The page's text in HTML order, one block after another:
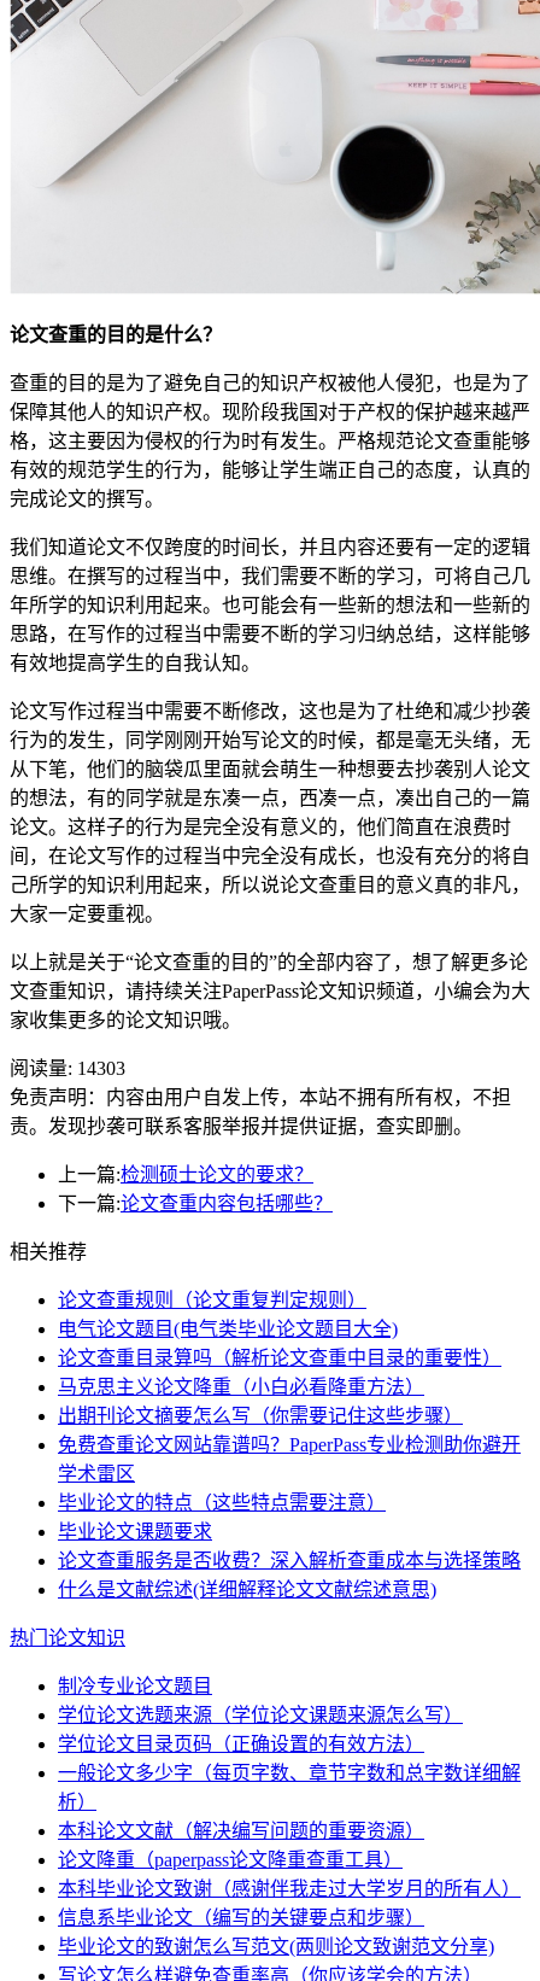
论文查重的目的是什么？
查重的目的是为了避免自己的知识产权被他人侵犯，也是为了
保障其他人的知识产权。现阶段我国对于产权的保护越来越严
格，这主要因为侵权的行为时有发生。严格规范论文查重能够
有效的规范学生的行为，能够让学生端正自己的态度，认真的
完成论文的撰写。
我们知道论文不仅跨度的时间长，并且内容还要有一定的逻辑
思维。在撰写的过程当中，我们需要不断的学习，可将自己几
年所学的知识利用起来。也可能会有一些新的想法和一些新的
思路，在写作的过程当中需要不断的学习归纳总结，这样能够
有效地提高学生的自我认知。
论文写作过程当中需要不断修改，这也是为了杜绝和减少抄袭
行为的发生，同学刚刚开始写论文的时候，都是毫无头绪，无
从下笔，他们的脑袋瓜里面就会萌生一种想要去抄袭别人论文
的想法，有的同学就是东凑一点，西凑一点，凑出自己的一篇
论文。这样子的行为是完全没有意义的，他们简直在浪费时
间，在论文写作的过程当中完全没有成长，也没有充分的将自
己所学的知识利用起来，所以说论文查重目的意义真的非凡，
大家一定要重视。
以上就是关于“论文查重的目的”的全部内容了，想了解更多论
文查重知识，请持续关注PaperPass论文知识频道，小编会为大
家收集更多的论文知识哦。
阅读量: 14303
免责声明：内容由用户自发上传，本站不拥有所有权，不担
责。发现抄袭可联系客服举报并提供证据，查实即删。
上一篇:检测硕士论文的要求？
下一篇:论文查重内容包括哪些？
相关推荐
论文查重规则（论文重复判定规则）
电气论文题目(电气类毕业论文题目大全)
论文查重目录算吗（解析论文查重中目录的重要性）
马克思主义论文降重（小白必看降重方法）
出期刊论文摘要怎么写（你需要记住这些步骤）
免费查重论文网站靠谱吗？PaperPass专业检测助你避开
学术雷区
毕业论文的特点（这些特点需要注意）
毕业论文课题要求
论文查重服务是否收费？深入解析查重成本与选择策略
什么是文献综述(详细解释论文文献综述意思)
热门论文知识
制冷专业论文题目
学位论文选题来源（学位论文课题来源怎么写）
学位论文目录页码（正确设置的有效方法）
一般论文多少字（每页字数、章节字数和总字数详细解
析）
本科论文文献（解决编写问题的重要资源）
论文降重（paperpass论文降重查重工具）
本科毕业论文致谢（感谢伴我走过大学岁月的所有人）
信息系毕业论文（编写的关键要点和步骤）
毕业论文的致谢怎么写范文(两则论文致谢范文分享)
写论文怎么样避免查重率高（你应该学会的方法）